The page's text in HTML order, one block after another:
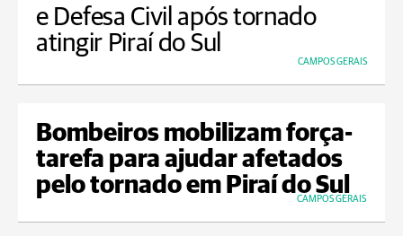
e Defesa Civil após tornado
atingir Piraí do Sul
CAMPOS GERAIS
Bombeiros mobilizam força-
tarefa para ajudar afetados
pelo tornado em Piraí do Sul
CAMPOS GERAIS